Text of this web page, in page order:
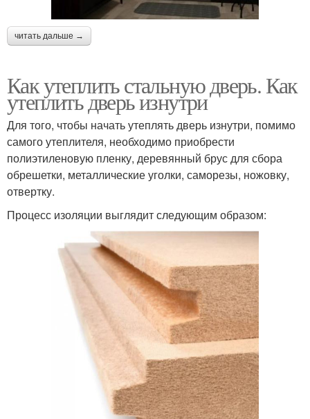
читать дальше →
Как утеплить стальную дверь. Как
утеплить дверь изнутри
Для того, чтобы начать утеплять дверь изнутри, помимо
самого утеплителя, необходимо приобрести
полиэтиленовую пленку, деревянный брус для сбора
обрешетки, металлические уголки, саморезы, ножовку,
отвертку.
Процесс изоляции выглядит следующим образом: